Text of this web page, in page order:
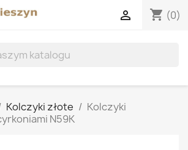
shopping_cart (0)

Kolczyki złote
Kolczyki
N59K